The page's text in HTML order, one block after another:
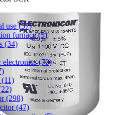
use (57)
furnace (5)
(34)
(70)
(298)
(47)